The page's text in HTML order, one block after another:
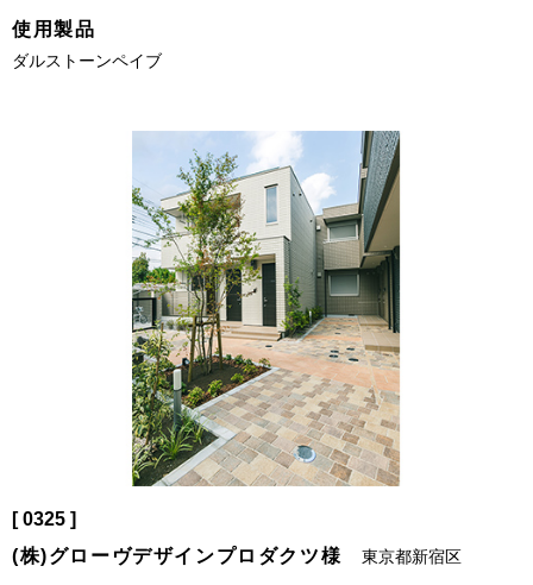
使用製品
ダルストーンペイブ
[ 0325 ]
(株)グローヴデザインプロダクツ様
東京都新宿区